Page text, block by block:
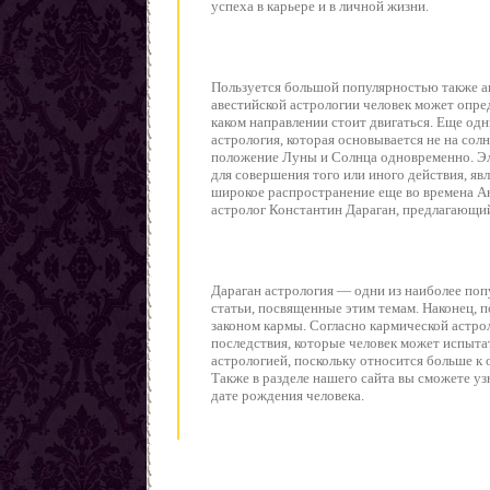
Заговоры от наркомании
успеха в карьере и в личной жизни.
Пользуется большой популярностью также
авестийской астрологии человек может
каком направлении стоит двигаться. Еще
астрология, которая основывается не на
положение Луны и Солнца одновременно.
для совершения того или иного действия,
широкое распространение еще во времена
астролог Константин Дараган,
Дараган астрология — одни из наиболее
статьи, посвященные этим темам. Наконец,
законом кармы. Согласно кармической
последствия, которые человек может
астрологией, поскольку относится больше
Также в разделе нашего сайта вы сможете
дате рождения человека.